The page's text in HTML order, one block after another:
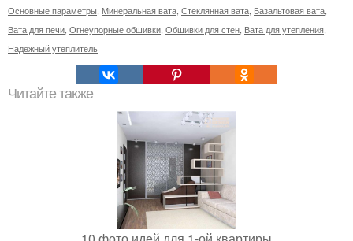
Основные параметры Минеральная вата Стеклянная вата Базальтовая вата
Вата для печи Огнеупорные обшивки Обшивки для стен Вата для утепления
Надежный утеплитель
Читайте также